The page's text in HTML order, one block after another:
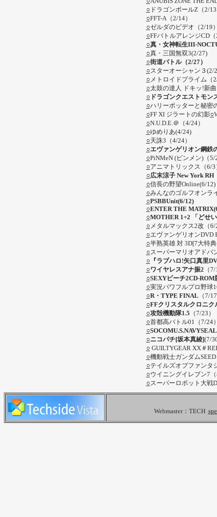
○ ドラゴンボールZ（2/
○FFT-A（2/14）
○ゼルダのビデオ（2/19
○FFバトルアレンジCD
○真・女神転生III-
○真・三国無双3(2/27)
○街道バトル（2/27）
○スターオーシャン３(2/
○ メトロイドプライム（
○太鼓の達人 ドキッ!新
○ ドラゴンクエストモン
○ハリーポッターと秘密
○FF XI ジラートの幻影○
○N.U.D.E.＠（4/24）
○ゆめりあ(4/24)
○天誅3（4/24）
○エヴァンゲリオン鋼鉄
○PiNMeN (ピンメン)（
○アニマトリックス（
○広末涼子 New York RH
○信長の野望Online(6/
○みんなのゴルフオン
○PSBBUnit(6/12)
○ENTER THE
○MOTHER 1+2 「どせ
○ メタルマックス2改（
○エヴァンゲリオン
○半熟英雄 対 3D[7大特
○スーパーマリオアドバ
○ 『ラブハロ!矢口真里
○ワイヤレスアナ振2 （
○SEXYビーチ2CD-ROM
○実況パワフルプロ野球
○R・TYPE FINAL （7/
○FFクリスタルクロニク
○攻殻機動隊1.5 （7/23
○首都高バトル01（7/
○
○ニコパチ[坂本真綾](7/
○ GUILTYGEAR XX＃
○機動戦士ガンダム
○テイルズオブファンタ
○ウイニングイレブン7
○スーパーロボット大戦
Webmaster：TECH